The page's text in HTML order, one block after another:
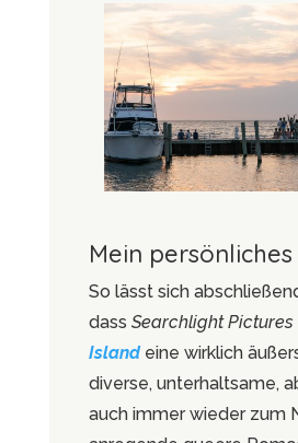
Mein persönliches
So lässt sich
dass Searchlight Pictures
Islandeine wirklich
diverse, unterhaltsame,
auch immer wieder zum